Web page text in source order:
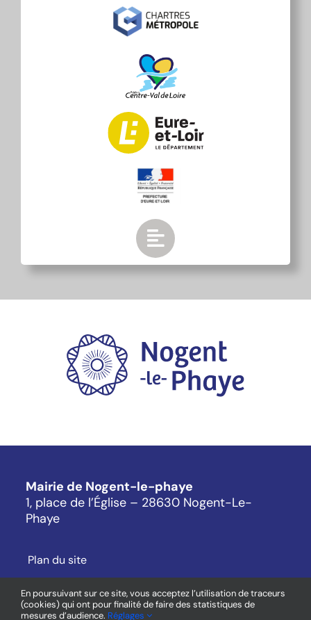
Mairie de Nogent-le-phaye
1, place de l’Église – 28630 Nogent-Le-
Phaye
Plan du site
Cookies
En poursuivant sur ce site, vous acceptez l’utilisation de traceurs
(cookies) qui ont pour finalité de faire des statistiques de
mesures d’audience. Réglages